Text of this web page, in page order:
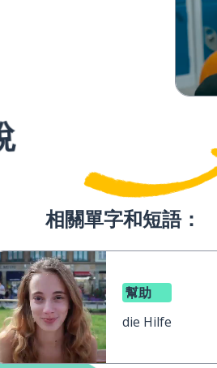
相關單字和短語：
幫助
die Hilfe